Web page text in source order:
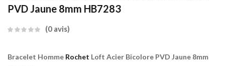
PVD Jaune 8mm HB7283
0 avis
Bracelet Homme Rochet Loft Acier Bicolore PVD Jaune 8mm